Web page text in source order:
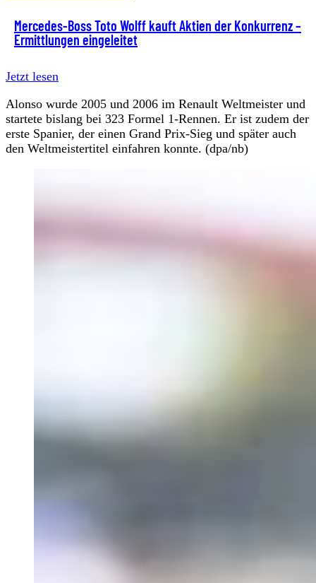
Mercedes-Boss Toto Wolff kauft Aktien der Konkurrenz –
Ermittlungen eingeleitet
Jetzt lesen
Alonso wurde 2005 und 2006 im Renault Weltmeister und
startete bislang bei 323 Formel 1-Rennen. Er ist zudem der
erste Spanier, der einen Grand Prix-Sieg und später auch
den Weltmeistertitel einfahren konnte. (dpa/nb)